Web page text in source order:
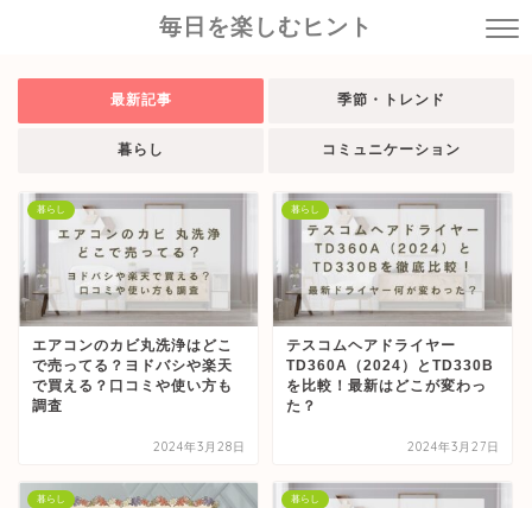
毎日を楽しむヒント
最新記事 季節・トレンド
暮らし コミュニケーション
暮らし
エアコンのカビ丸洗浄はどこ
で売ってる？ヨドバシや楽天
で買える？口コミや使い方も
調査
2024年3月28日
暮らし
テスコムヘアドライヤー
TD360A（2024）とTD330B
を比較！最新はどこが変わっ
た？
2024年3月27日
暮らし 暮らし